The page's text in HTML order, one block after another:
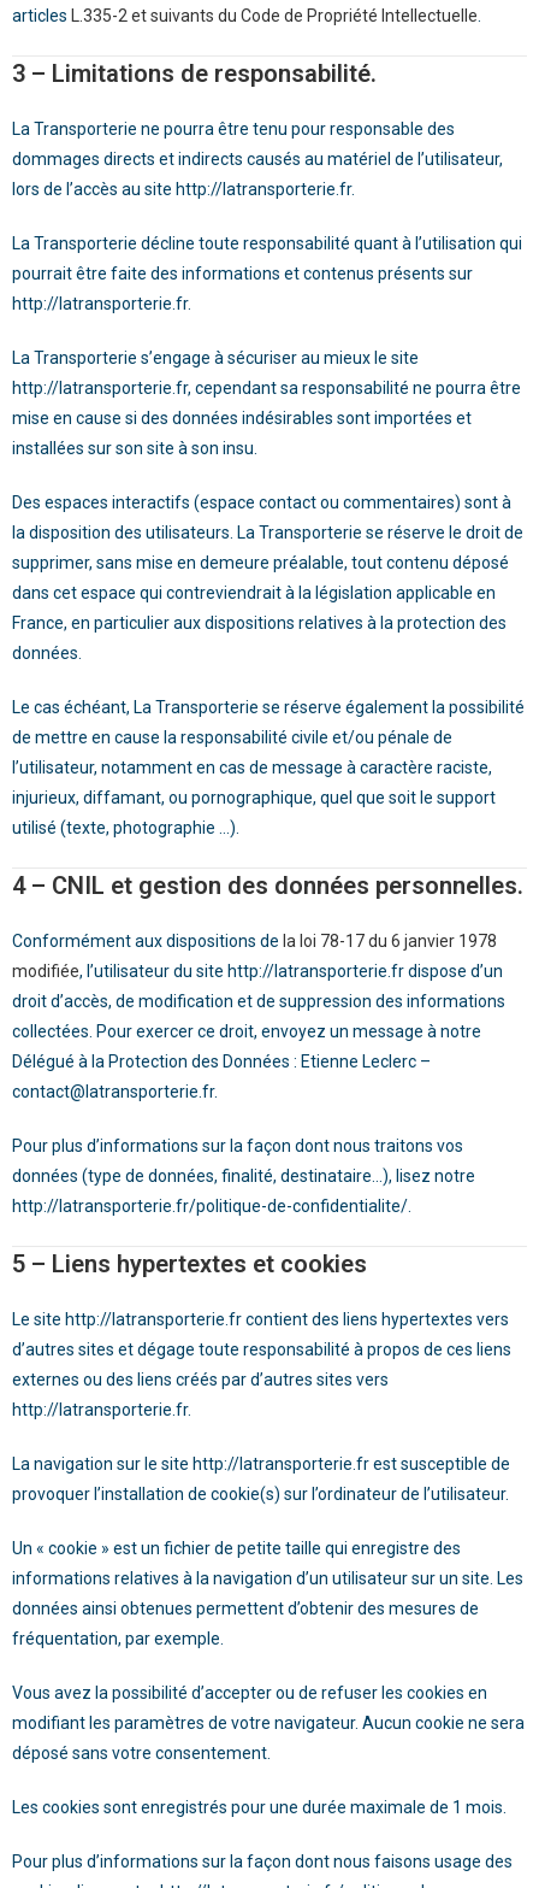
articles
L.335-2 et suivants du Code de Propriété Intellectuelle
3 – Limitations de responsabilité.
La Transporterie ne pourra être tenu pour responsable des
dommages directs et indirects causés au matériel de l’utilisateur,
lors de l’accès au site http://latransporterie.fr.
La Transporterie décline toute responsabilité quant à l’utilisation qui
pourrait être faite des informations et contenus présents sur
http://latransporterie.fr.
La Transporterie s’engage à sécuriser au mieux le site
http://latransporterie.fr, cependant sa responsabilité ne pourra être
mise en cause si des données indésirables sont importées et
installées sur son site à son insu.
Des espaces interactifs (espace contact ou commentaires) sont à
la disposition des utilisateurs. La Transporterie se réserve le droit de
supprimer, sans mise en demeure préalable, tout contenu déposé
dans cet espace qui contreviendrait à la législation applicable en
France, en particulier aux dispositions relatives à la protection des
données.
Le cas échéant, La Transporterie se réserve également la possibilité
de mettre en cause la responsabilité civile et/ou pénale de
l’utilisateur, notamment en cas de message à caractère raciste,
injurieux, diffamant, ou pornographique, quel que soit le support
utilisé (texte, photographie …).
4 – CNIL et gestion des données personnelles.
Conformément aux dispositions de la loi 78-17 du 6 janvier 1978
modifiée, l’utilisateur du site http://latransporterie.frdispose d’un
droit d’accès, de modification et de suppression des informations
collectées. Pour exercer ce droit, envoyez un message à notre
Délégué à la Protection des Données : Etienne Leclerc –
contact@latransporterie.fr.
Pour plus d’informations sur la façon dont nous traitons vos
données (type de données, finalité, destinataire…), lisez notre
http://latransporterie.fr/politique-de-confidentialite/
5 – Liens hypertextes et cookies
Le site http://latransporterie.frcontient des liens hypertextes vers
d’autres sites et dégage toute responsabilité à propos de ces liens
externes ou des liens créés par d’autres sites vers
http://latransporterie.fr.
La navigation sur le site http://latransporterie.frest susceptible de
provoquer l’installation de cookie(s) sur l’ordinateur de l’utilisateur.
Un « cookie » est un fichier de petite taille qui enregistre des
informations relatives à la navigation d’un utilisateur sur un site. Les
données ainsi obtenues permettent d’obtenir des mesures de
fréquentation, par exemple.
Vous avez la possibilité d’accepter ou de refuser les cookies en
modifiant les paramètres de votre navigateur. Aucun cookie ne sera
déposé sans votre consentement.
Les cookies sont enregistrés pour une durée maximale de 1 mois.
Pour plus d’informations sur la façon dont nous faisons usage des